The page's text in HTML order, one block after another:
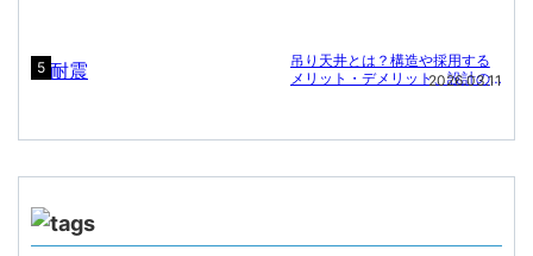
5
吊り天井とは？構造や採用する
メリット・デメリット、設計の
2026.03.11